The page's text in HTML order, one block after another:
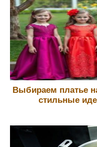
Выбираем платье
стильные